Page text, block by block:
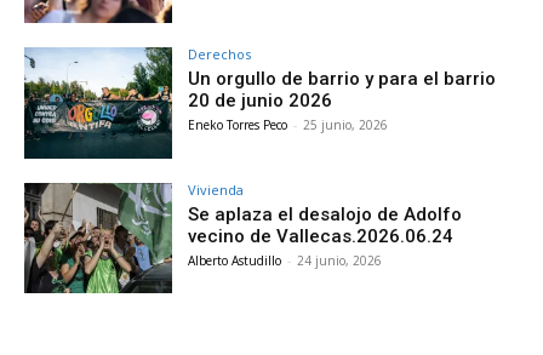
Derechos
Un orgullo de barrio y para el barrio
20 de junio 2026
Eneko Torres Peco - 25 junio, 2026
Vivienda
Se aplaza el desalojo de Adolfo
vecino de Vallecas.2026.06.24
Alberto Astudillo - 24 junio, 2026